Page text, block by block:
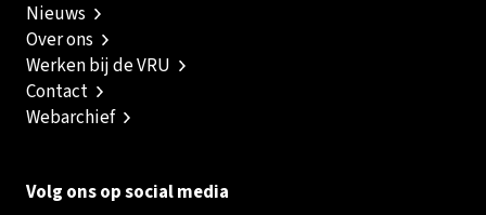
Nieuws
Over ons
Werken bij de VRU
Contact
Webarchief
Volg ons op social media